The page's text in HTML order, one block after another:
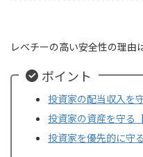
レベチーの高い安全性の理由
ポイント
投資家の配当収入を
投資家の資産を守る
投資家を優先的に守